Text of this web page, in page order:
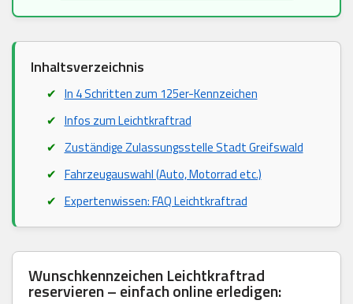
Inhaltsverzeichnis
In 4 Schritten zum 125er-Kennzeichen
Infos zum Leichtkraftrad
Zuständige Zulassungsstelle Stadt Greifswald
Fahrzeugauswahl (Auto, Motorrad etc.)
Expertenwissen: FAQ Leichtkraftrad
Wunschkennzeichen Leichtkraftrad
reservieren – einfach online erledigen: